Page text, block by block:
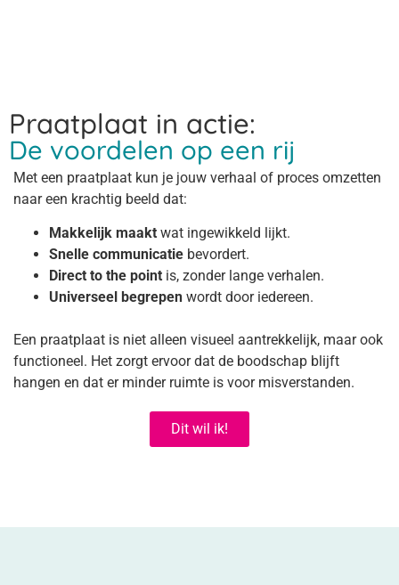
Praatplaat in actie:
De voordelen op een rij
Met een praatplaat kun je jouw verhaal of proces omzetten
naar een krachtig beeld dat:
Makkelijk maakt wat ingewikkeld lijkt.
Snelle communicatie bevordert.
Direct to the point is, zonder lange verhalen.
Universeel begrepen wordt door iedereen.
Een praatplaat is niet alleen visueel aantrekkelijk, maar ook
functioneel. Het zorgt ervoor dat de boodschap blijft
hangen en dat er minder ruimte is voor misverstanden.
Dit wil ik!